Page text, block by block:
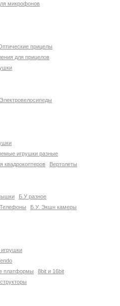
микрофонов
прицелы
для прицелов
Электровелосипеды
игрушки разные
квадрокоптеров Вертолеты
Б.У разное
Б.У. Экшн камеры
платформы
8bit и 16bit